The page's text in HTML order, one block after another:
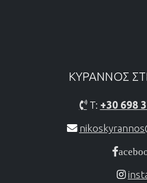
ΚΥΡΑΝΝΟΣ
T: +30 698